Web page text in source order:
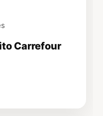
Carrefour